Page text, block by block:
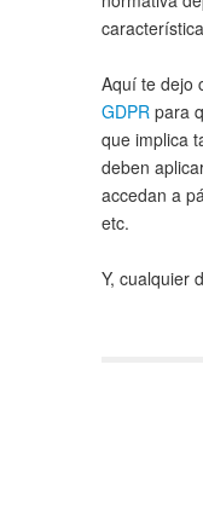
Aquí te dejo
GDPR para
que implica
deben
accedan a
etc.
Y, cualquier